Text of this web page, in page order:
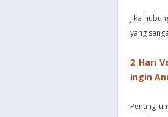
Jika
yang
2 Hari
ingin
Penting